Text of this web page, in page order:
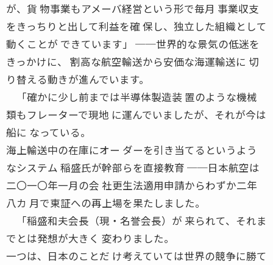
が、貨 物事業もアメーバ経営という形で毎月 事業収支
をきっちりと出して利益を確 保し、独立した組織として
動くことが できています」 ──世界的な景気の低迷を
きっかけに、 割高な航空輸送から安価な海運輸送に 切
り替える動きが進んでいます。
「確かに少し前までは半導体製造装 置のような機械
類もフレーターで現地 に運んでいましたが、それが今は
船に なっている。
海上輸送中の在庫にオー ダーを引き当てるというよう
なシステム 稲盛氏が幹部らを直接教育 ──日本航空は
二〇一〇年一月の会 社更生法適用申請からわずか二年
八カ 月で東証への再上場を果たしました。
「稲盛和夫会長（現・名誉会長）が 来られて、それま
でとは発想が大きく 変わりました。
一つは、日本のことだ け考えていては世界の競争に勝て